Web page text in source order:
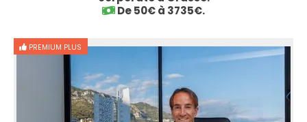
De 50€ à 3735€.
PREMIUM PLUS